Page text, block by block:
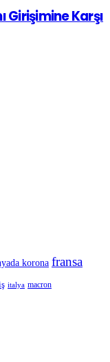
Girişimine Karşı
korona fransa
italya macron